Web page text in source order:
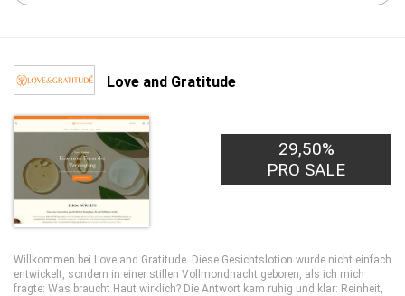
Love and Gratitude
29,50%
PRO SALE
Willkommen bei Love and Gratitude. Diese Gesichtslotion wurde nicht einfach
entwickelt, sondern in einer stillen Vollmondnacht geboren, als ich mich
fragte: Was braucht Haut wirklich? Die Antwort kam ruhig und klar: Reinheit,